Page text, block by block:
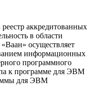
аккредитованных
в области
осуществляет
информационных
программного
к программе для ЭВМ
для ЭВМ